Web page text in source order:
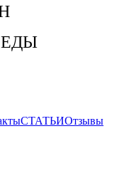
СТАТЬИОтзывы